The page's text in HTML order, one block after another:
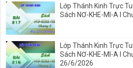
Lớp Thánh Kinh Trực
Sách NƠ-KHE-MI-A I
Lớp Thánh Kinh Trực
Sách NƠ-KHE-MI-A I
26/6/2026